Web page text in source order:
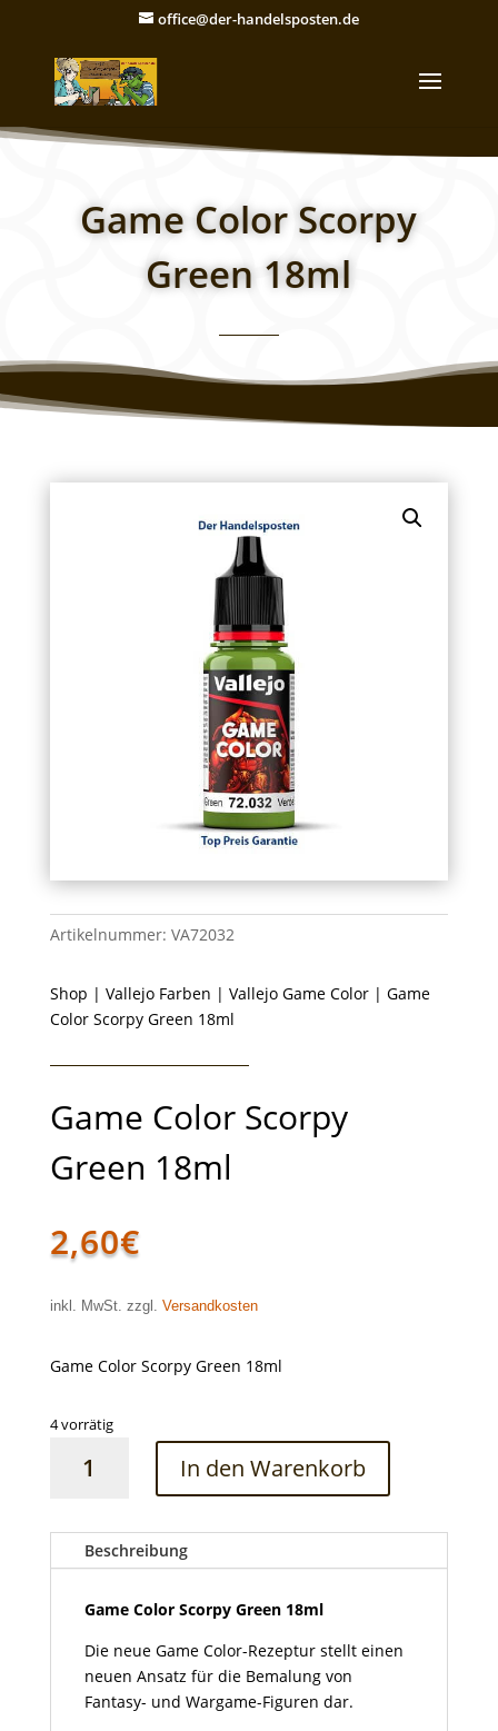
office@der-handelsposten.de
Game Color Scorpy
Green 18ml
Artikelnummer: VA72032
Shop | Vallejo Farben | Vallejo Game Color| Game
Color Scorpy Green 18ml
Game Color Scorpy
Green 18ml
2,60€
inkl. MwSt. zzgl. Versandkosten
Game Color Scorpy Green 18ml
4 vorrätig
Color
18ml
In den Warenkorb
Beschreibung
Game Color Scorpy Green 18ml
Die neue Game Color-Rezeptur stellt einen
neuen Ansatz für die Bemalung von
Fantasy- und Wargame-Figuren dar.